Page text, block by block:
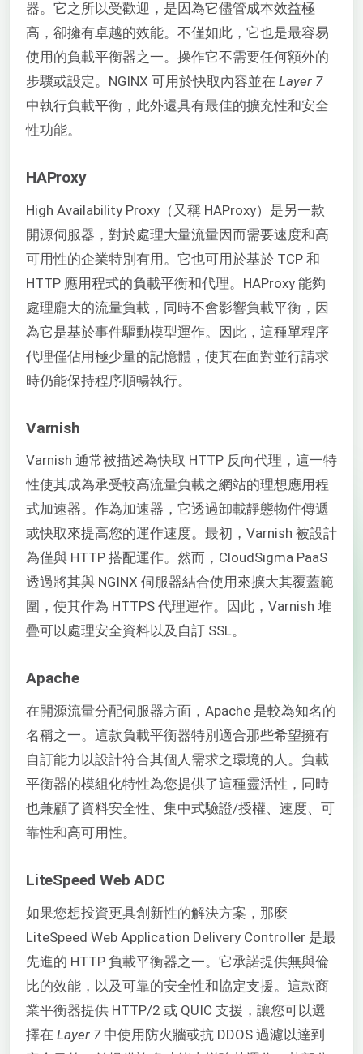
器。它之所以受歡迎，是因為它儘管成本效益極
高，卻擁有卓越的效能。不僅如此，它也是最容易
使用的負載平衡器之一。操作它不需要任何額外的
步驟或設定。NGINX 可用於快取內容並在 Layer 7
中執行負載平衡，此外還具有最佳的擴充性和安全
性功能。
HAProxy
High Availability Proxy（又稱 HAProxy）是另一款
開源伺服器，對於處理大量流量因而需要速度和高
可用性的企業特別有用。它也可用於基於 TCP 和
HTTP 應用程式的負載平衡和代理。HAProxy 能夠
處理龐大的流量負載，同時不會影響負載平衡，因
為它是基於事件驅動模型運作。因此，這種單程序
代理僅佔用極少量的記憶體，使其在面對並行請求
時仍能保持程序順暢執行。
Varnish
Varnish 通常被描述為快取 HTTP 反向代理，這一特
性使其成為承受較高流量負載之網站的理想應用程
式加速器。作為加速器，它透過卸載靜態物件傳遞
或快取來提高您的運作速度。最初，Varnish 被設計
為僅與 HTTP 搭配運作。然而，CloudSigma PaaS
透過將其與 NGINX 伺服器結合使用來擴大其覆蓋範
圍，使其作為 HTTPS 代理運作。因此，Varnish 堆
疊可以處理安全資料以及自訂 SSL。
Apache
在開源流量分配伺服器方面，Apache 是較為知名的
名稱之一。這款負載平衡器特別適合那些希望擁有
自訂能力以設計符合其個人需求之環境的人。負載
平衡器的模組化特性為您提供了這種靈活性，同時
也兼顧了資料安全性、集中式驗證/授權、速度、可
靠性和高可用性。
LiteSpeed Web ADC
如果您想投資更具創新性的解決方案，那麼
LiteSpeed Web Application Delivery Controller 是最
先進的 HTTP 負載平衡器之一。它承諾提供無與倫
比的效能，以及可靠的安全性和協定支援。這款商
業平衡器提供 HTTP/2 或 QUIC 支援，讓您可以選
擇在 Layer 7中使用防火牆或抗 DDOS 過濾以達到